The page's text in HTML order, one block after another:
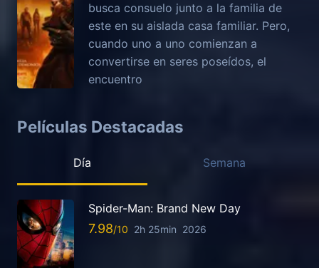
busca consuelo junto a la familia de
este en su aislada casa familiar. Pero,
cuando uno a uno comienzan a
convertirse en seres poseídos, el
encuentro
Películas Destacadas
Día Semana
Spider-Man: Brand New Day
7.98 2h 25min 2026